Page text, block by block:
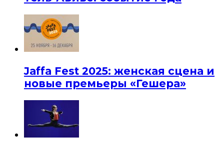
Jaffa Fest 2025: женская сцена и
новые премьеры «Гешера»